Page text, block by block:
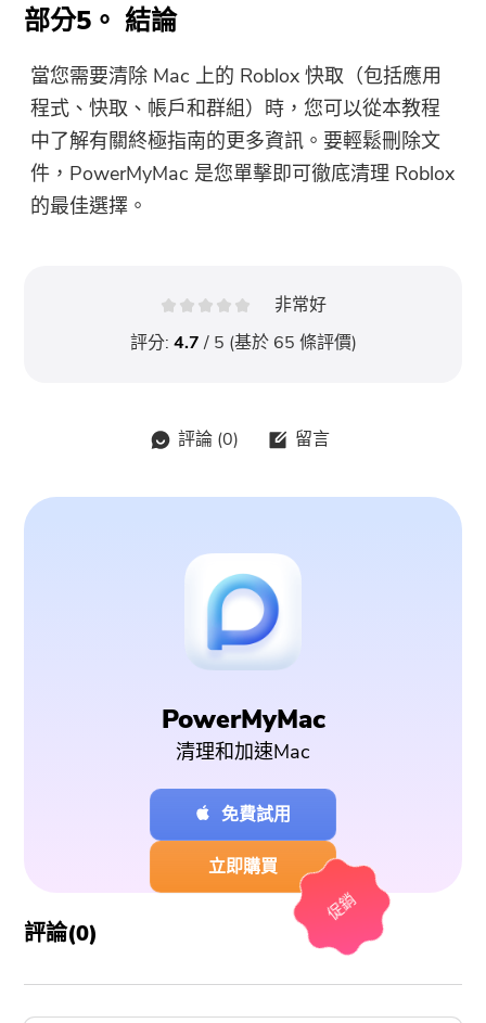
部分5。 結論
當您需要清除 Mac 上的 Roblox 快取（包括應用
程式、快取、帳戶和群組）時，您可以從本教程
中了解有關終極指南的更多資訊。要輕鬆刪除文
件，PowerMyMac 是您單擊即​​可徹底清理 Roblox
的最佳選擇。
非常好
評分: 4.7/ 5 (基於 65 條評價)
評論 (0) 留言
PowerMyMac
清理和加速Mac
免費試用
立即購買
促銷
評論(0)